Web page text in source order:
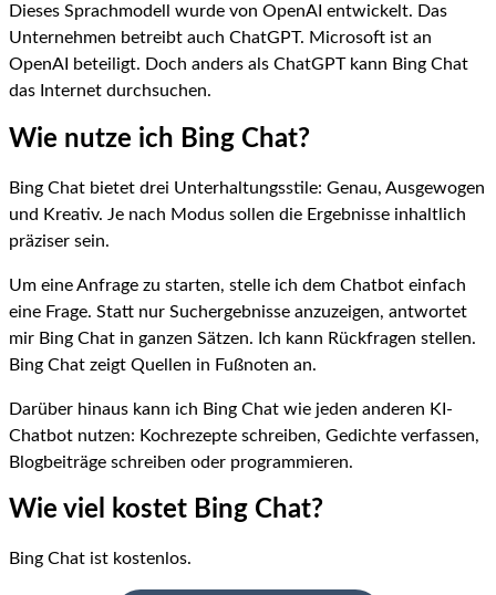
Dieses Sprachmodell wurde von OpenAI entwickelt. Das
Unternehmen betreibt auch ChatGPT. Microsoft ist an
OpenAI beteiligt. Doch anders als ChatGPT kann Bing Chat
das Internet durchsuchen.
Wie nutze ich Bing Chat?
Bing Chat bietet drei Unterhaltungsstile: Genau, Ausgewogen
und Kreativ. Je nach Modus sollen die Ergebnisse inhaltlich
präziser sein.
Um eine Anfrage zu starten, stelle ich dem Chatbot einfach
eine Frage. Statt nur Suchergebnisse anzuzeigen, antwortet
mir Bing Chat in ganzen Sätzen. Ich kann Rückfragen stellen.
Bing Chat zeigt Quellen in Fußnoten an.
Darüber hinaus kann ich Bing Chat wie jeden anderen KI-
Chatbot nutzen: Kochrezepte schreiben, Gedichte verfassen,
Blogbeiträge schreiben oder programmieren.
Wie viel kostet Bing Chat?
Bing Chat ist kostenlos.